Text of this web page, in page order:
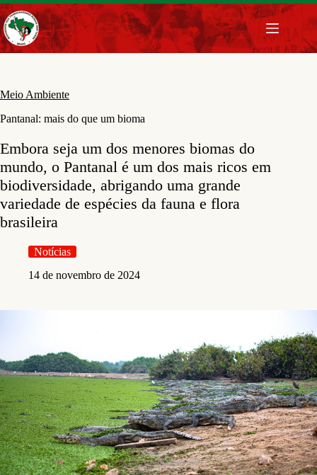
Pular
para
o
conteúdo
Meio Ambiente
Pantanal: mais do que um bioma
Embora seja um dos menores biomas do
mundo, o Pantanal é um dos mais ricos em
biodiversidade, abrigando uma grande
variedade de espécies da fauna e flora
brasileira
Notícias
14 de novembro de 2024